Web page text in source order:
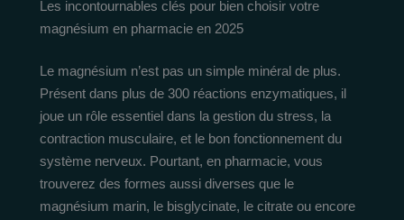
Les incontournables clés pour bien choisir votre
magnésium en pharmacie en 2025
Le magnésium n’est pas un simple minéral de plus.
Présent dans plus de 300 réactions enzymatiques, il
joue un rôle essentiel dans la gestion du stress, la
contraction musculaire, et le bon fonctionnement du
système nerveux. Pourtant, en pharmacie, vous
trouverez des formes aussi diverses que le
magnésium marin, le bisglycinate, le citrate ou encore